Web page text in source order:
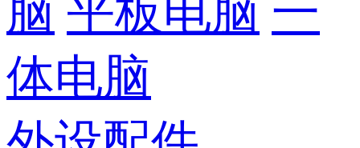
脑 平板电脑 一
体电脑